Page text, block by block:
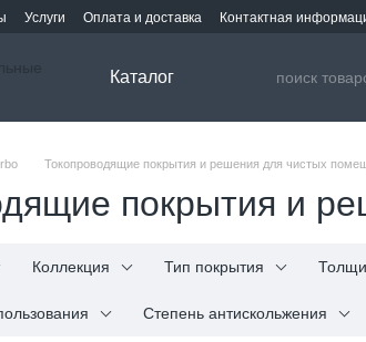
Услуги Оплата и доставка Контактная
Каталог
Токопроводящие покрытия и решения для чистых
покрытия и
Коллекция Тип покрытия
Степень антискольжения